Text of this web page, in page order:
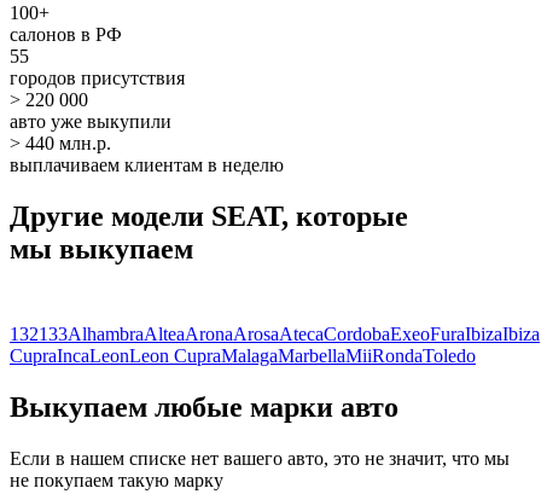
100+
салонов в РФ
55
городов присутствия
> 220 000
авто уже выкупили
> 440 млн.р.
выплачиваем клиентам в неделю
Другие модели SEAT, которые
мы выкупаем
132133AlhambraAlteaAronaArosaAtecaCordobaExeoFuraIbizaIbiza
CupraIncaLeonLeon CupraMalagaMarbellaMiiRondaToledo
Выкупаем любые марки авто
Если в нашем списке нет вашего авто, это не значит, что мы
не покупаем такую марку